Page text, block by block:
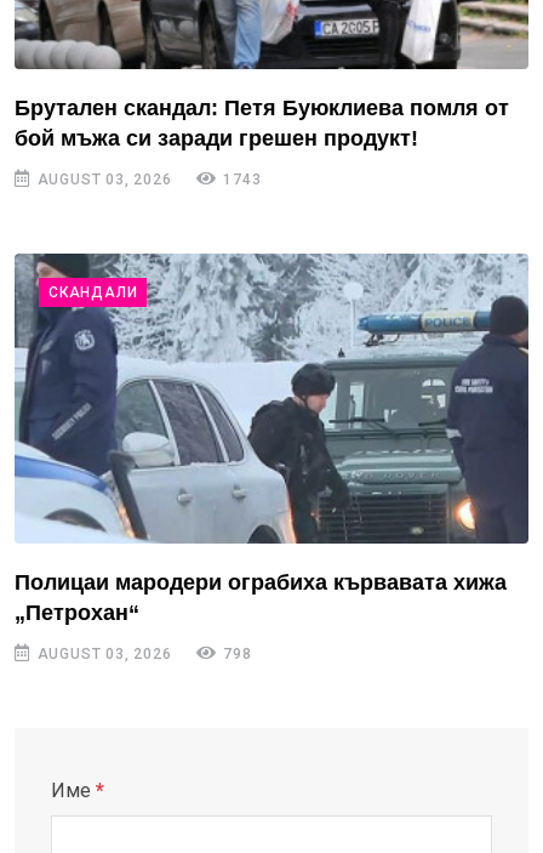
Брутален скандал: Петя Буюклиева помля от
бой мъжа си заради грешен продукт!
AUGUST 03, 2026 1743
СКАНДАЛИ
Полицаи мародери ограбиха кървавата хижа
„Петрохан“
AUGUST 03, 2026 798
Име *